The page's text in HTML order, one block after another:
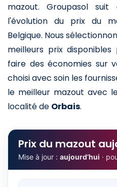
mazout. Groupasol suit
l'évolution du prix du
Belgique. Nous
meilleurs prix
faire des économies sur
choisi avec soin les
le meilleur mazout avec
localité de Orbais.
Prix du mazout
Mise à jour : aujourd’hui ·